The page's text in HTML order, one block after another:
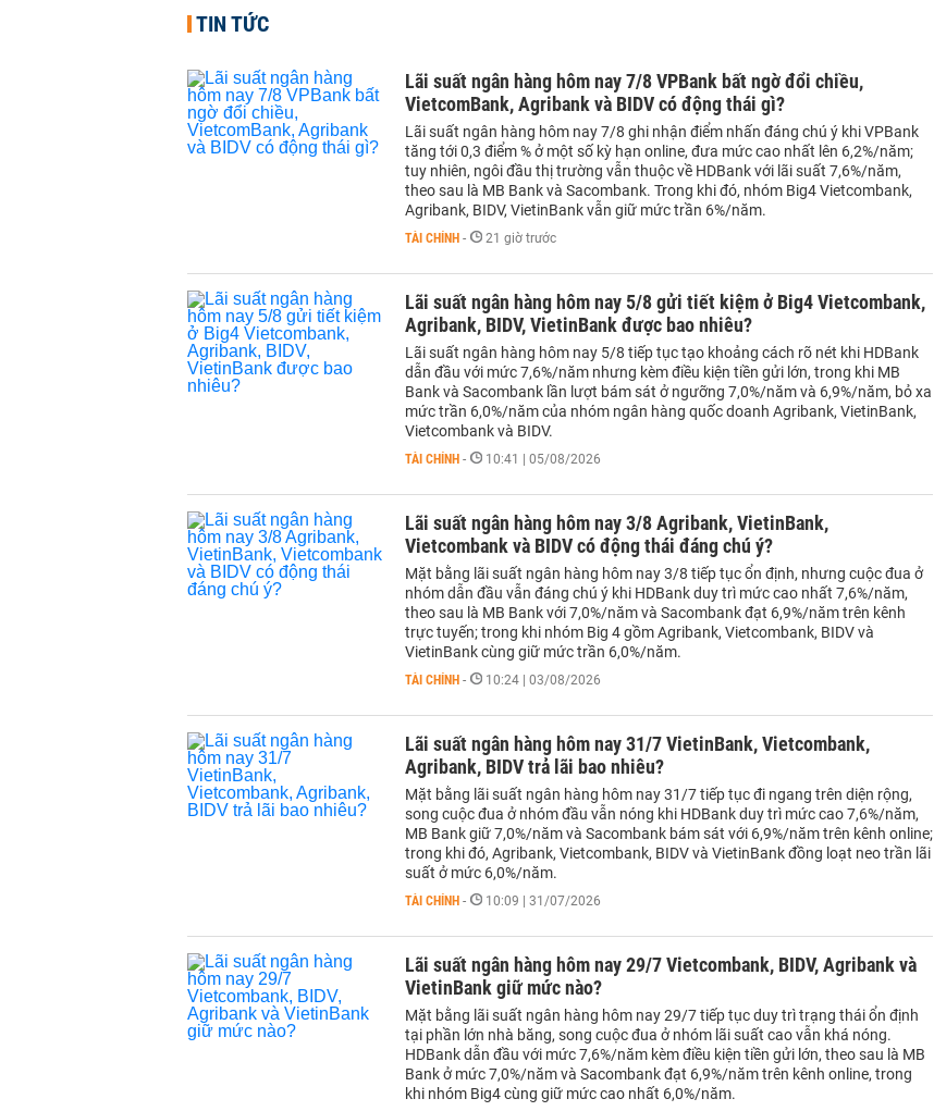
TIN TỨC
Lãi suất ngân hàng hôm nay 7/8 VPBank bất ngờ đổi chiều,
VietcomBank, Agribank và BIDV có động thái gì?
Lãi suất ngân hàng hôm nay 7/8 ghi nhận điểm nhấn đáng chú ý khi VPBank
tăng tới 0,3 điểm % ở một số kỳ hạn online, đưa mức cao nhất lên 6,2%/năm;
tuy nhiên, ngôi đầu thị trường vẫn thuộc về HDBank với lãi suất 7,6%/năm,
theo sau là MB Bank và Sacombank. Trong khi đó, nhóm Big4 Vietcombank,
Agribank, BIDV, VietinBank vẫn giữ mức trần 6%/năm.
TÀI CHÍNH - 21 giờ trước
Lãi suất ngân hàng hôm nay 5/8 gửi tiết kiệm ở Big4 Vietcombank,
Agribank, BIDV, VietinBank được bao nhiêu?
Lãi suất ngân hàng hôm nay 5/8 tiếp tục tạo khoảng cách rõ nét khi HDBank
dẫn đầu với mức 7,6%/năm nhưng kèm điều kiện tiền gửi lớn, trong khi MB
Bank và Sacombank lần lượt bám sát ở ngưỡng 7,0%/năm và 6,9%/năm, bỏ xa
mức trần 6,0%/năm của nhóm ngân hàng quốc doanh Agribank, VietinBank,
Vietcombank và BIDV.
TÀI CHÍNH - 10:41 | 05/08/2026
Lãi suất ngân hàng hôm nay 3/8 Agribank, VietinBank,
Vietcombank và BIDV có động thái đáng chú ý?
Mặt bằng lãi suất ngân hàng hôm nay 3/8 tiếp tục ổn định, nhưng cuộc đua ở
nhóm dẫn đầu vẫn đáng chú ý khi HDBank duy trì mức cao nhất 7,6%/năm,
theo sau là MB Bank với 7,0%/năm và Sacombank đạt 6,9%/năm trên kênh
trực tuyến; trong khi nhóm Big 4 gồm Agribank, Vietcombank, BIDV và
VietinBank cùng giữ mức trần 6,0%/năm.
TÀI CHÍNH - 10:24 | 03/08/2026
Lãi suất ngân hàng hôm nay 31/7 VietinBank, Vietcombank,
Agribank, BIDV trả lãi bao nhiêu?
Mặt bằng lãi suất ngân hàng hôm nay 31/7 tiếp tục đi ngang trên diện rộng,
song cuộc đua ở nhóm đầu vẫn nóng khi HDBank duy trì mức cao 7,6%/năm,
MB Bank giữ 7,0%/năm và Sacombank bám sát với 6,9%/năm trên kênh online;
trong khi đó, Agribank, Vietcombank, BIDV và VietinBank đồng loạt neo trần lãi
suất ở mức 6,0%/năm.
TÀI CHÍNH - 10:09 | 31/07/2026
Lãi suất ngân hàng hôm nay 29/7 Vietcombank, BIDV, Agribank và
VietinBank giữ mức nào?
Mặt bằng lãi suất ngân hàng hôm nay 29/7 tiếp tục duy trì trạng thái ổn định
tại phần lớn nhà băng, song cuộc đua ở nhóm lãi suất cao vẫn khá nóng.
HDBank dẫn đầu với mức 7,6%/năm kèm điều kiện tiền gửi lớn, theo sau là MB
Bank ở mức 7,0%/năm và Sacombank đạt 6,9%/năm trên kênh online, trong
khi nhóm Big4 cùng giữ mức cao nhất 6,0%/năm.